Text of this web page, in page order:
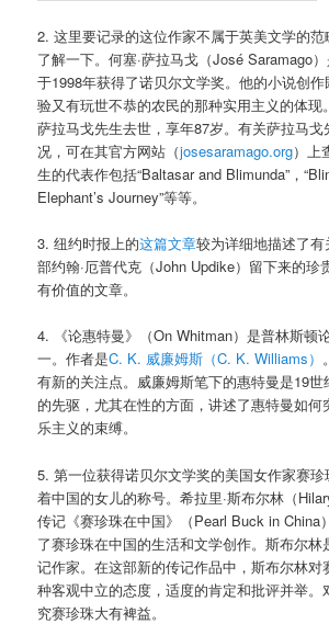
2. 这里要记录的这位作家不属于英美文学的
了解一下。何塞·萨拉马戈（José Saramago
于1998年获得了诺贝尔文学奖。他的小说创
验又有玩世不恭的农民的那种实用主义的体现
萨拉马戈先生去世，享年87岁。有关萨拉马
况，可在其官方网站（josesaramago.org）上
生的代表作包括“Baltasar and Blimunda”，
Elephant’s Journey”等等。
3. 纽约时报上的这篇文章较为详细地描述了
部约翰·厄普代克（John Updike）留下来的珍
有价值的文章。
4. 《论惠特曼》（On Whitman）是普林斯顿
一。作者是C. K. 威廉姆斯（C. K. Williams）
有新的关注点。威廉姆斯笔下的惠特曼是19
的先驱，尤其在性的方面，讲述了惠特曼如何
乐主义的束缚。
5. 第一位获得诺贝尔文学奖的美国女作家赛
着中国的女儿的称号。希拉里·斯布尔林（
传记《赛珍珠在中国》（Pearl Buck in China
了赛珍珠在中国的生活和文学创作。斯布尔
记作家。在这部新的传记作品中，斯布尔林对
种客观中立的态度，适度的肯定和批评并举。
究赛珍珠大有裨益。